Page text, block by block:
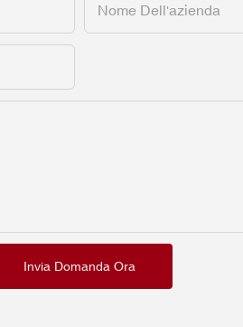
Nome Dell'azienda
Invia Domanda Ora